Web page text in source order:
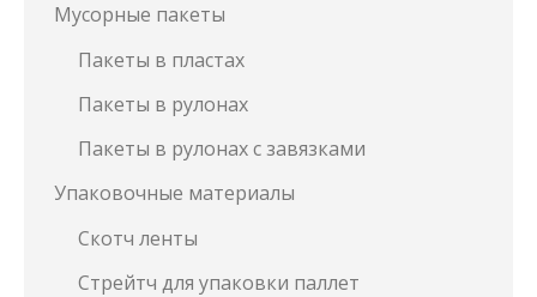
Мусорные пакеты
Пакеты в пластах
Пакеты в рулонах
Пакеты в рулонах с завязками
Упаковочные материалы
Скотч ленты
Стрейтч для упаковки паллет